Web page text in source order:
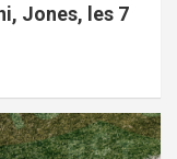
Jones, les 7